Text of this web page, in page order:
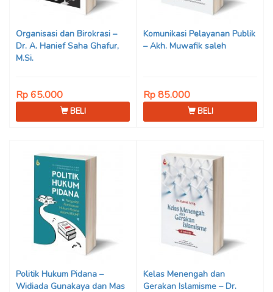
Organisasi dan Birokrasi –
Dr. A. Hanief Saha Ghafur,
M.Si.
Rp 65.000
BELI
Komunikasi Pelayanan Publik
– Akh. Muwafik saleh
Rp 85.000
BELI
Politik Hukum Pidana –
Widiada Gunakaya dan Mas
Kelas Menengah dan
Gerakan Islamisme – Dr.